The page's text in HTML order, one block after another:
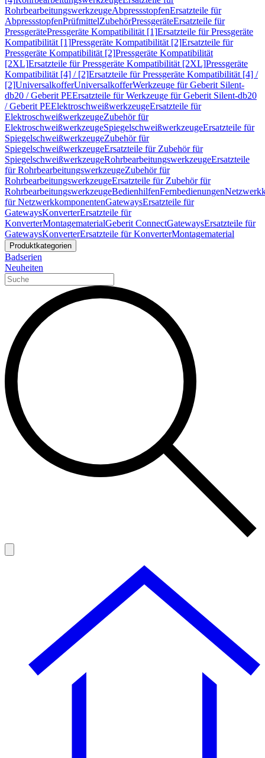
RohrbearbeitungswerkzeugeAbpressstopfenErsatzteile für
AbpressstopfenPrüfmittelZubehörPressgeräteErsatzteile für
PressgerätePressgeräte Kompatibilität [1]Ersatzteile für Pressgeräte
Kompatibilität [1]Pressgeräte Kompatibilität [2]Ersatzteile für
Pressgeräte Kompatibilität [2]Pressgeräte Kompatibilität
[2XL]Ersatzteile für Pressgeräte Kompatibilität [2XL]Pressgeräte
Kompatibilität [4] / [2]Ersatzteile für Pressgeräte Kompatibilität [4] /
[2]UniversalkofferUniversalkofferWerkzeuge für Geberit Silent-
db20 / Geberit PEErsatzteile für Werkzeuge für Geberit Silent-db20
/ Geberit PEElektroschweißwerkzeugeErsatzteile für
ElektroschweißwerkzeugeZubehör für
ElektroschweißwerkzeugeSpiegelschweißwerkzeugeErsatzteile für
SpiegelschweißwerkzeugeZubehör für
SpiegelschweißwerkzeugeErsatzteile für Zubehör für
SpiegelschweißwerkzeugeRohrbearbeitungswerkzeugeErsatzteile
für RohrbearbeitungswerkzeugeZubehör für
RohrbearbeitungswerkzeugeErsatzteile für Zubehör für
RohrbearbeitungswerkzeugeBedienhilfenFernbedienungen
für NetzwerkkomponentenGatewaysErsatzteile für
GatewaysKonverterErsatzteile für
KonverterMontagematerialGeberit ConnectGatewaysErsatzteile für
GatewaysKonverterErsatzteile für KonverterMontagematerial
Produktkategorien
Badserien
Neuheiten